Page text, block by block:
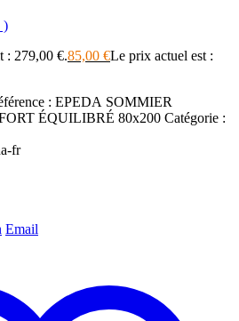
)
: 279,00 €.85,00 €Le prix actuel est :
: EPEDA SOMMIER
ÉQUILIBRÉ 80x200 Catégorie :
Email